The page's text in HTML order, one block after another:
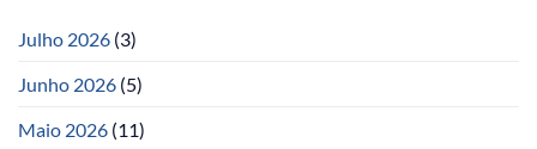
Julho 2026 (3)
Junho 2026 (5)
Maio 2026 (11)